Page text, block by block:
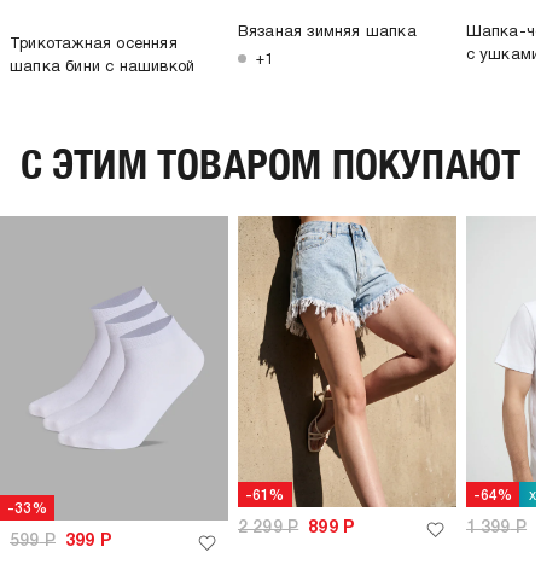
Трикотажная осенняя
шапка бини с нашивкой
Вязаная зимняя шапка
+1
Шапка-
с ушками
C ЭТИМ ТОВАРОМ ПОКУПАЮТ
-33%
599Р 399 Р
-61%
2 299Р 899Р
-64%
1 399Р